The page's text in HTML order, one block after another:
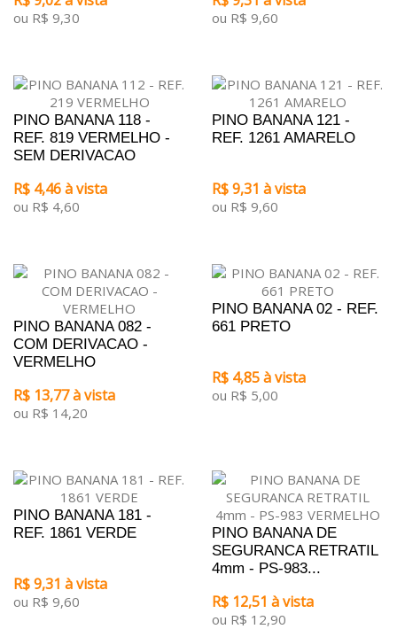
ou R$ 9,30 ou R$ 9,60
PINO BANANA 118 -
REF. 819 VERMELHO -
SEM DERIVACAO
R$ 4,46 à vista
ou R$ 4,60
PINO BANANA 121 -
REF. 1261 AMARELO
R$ 9,31 à vista
ou R$ 9,60
PINO BANANA 082 -
COM DERIVACAO -
VERMELHO
R$ 13,77 à vista
ou R$ 14,20
PINO BANANA 02 - REF.
661 PRETO
R$ 4,85 à vista
ou R$ 5,00
PINO BANANA 181 -
REF. 1861 VERDE
R$ 9,31 à vista
ou R$ 9,60
PINO BANANA DE
SEGURANCA RETRATIL
4mm - PS-983...
R$ 12,51 à vista
ou R$ 12,90